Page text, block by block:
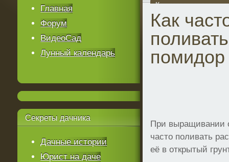
Как часто надо
Как
помидор
При выращивании
часто поливать
её в открытый
Главная
Форум
ВидеоСад
Лунный календарь
Секреты дачника
Дачные истории
Юрист на даче